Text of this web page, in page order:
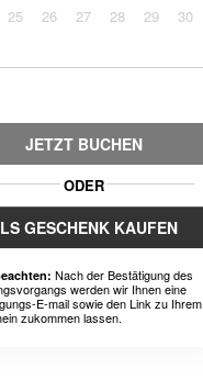
25 26 27 28 29
30
JETZT BUCHEN
ODER
GESCHENK KAUFEN
Nach der Bestätigung des
werden wir Ihnen eine
E-mail sowie den Link zu Ihrem
zukommen lassen.